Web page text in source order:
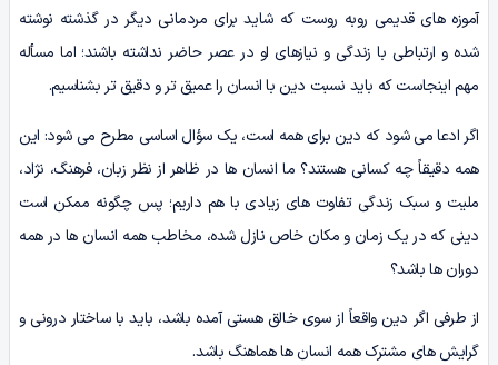
آموزه های قدیمی روبه روست که شاید برای مردمانی دیگر در گذشته نوشته
شده و ارتباطی با زندگی و نیازهای او در عصر حاضر نداشته باشند؛ اما مسأله
مهم اینجاست که باید نسبت دین با انسان را عمیق تر و دقیق تر بشناسیم.
اگر ادعا می شود که دین برای همه است، یک سؤال اساسی مطرح می شود: این
همه دقیقاً چه کسانی هستند؟ ما انسان ها در ظاهر از نظر زبان، فرهنگ، نژاد،
ملیت و سبک زندگی تفاوت های زیادی با هم داریم؛ پس چگونه ممکن است
دینی که در یک زمان و مکان خاص نازل شده، مخاطب همه انسان ها در همه
دوران ها باشد؟
از طرفی اگر دین واقعاً از سوی خالق هستی آمده باشد، باید با ساختار درونی و
گرایش های مشترک همه انسان ها هماهنگ باشد.